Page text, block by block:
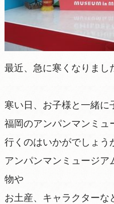
最近、急に寒くなりまし
寒い日、お子様と一緒に
福岡のアンパンマンミュ
行くのはいかがでしょう
アンパンマンミュージア
物や
お土産、キャラクターな